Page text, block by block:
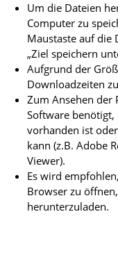
Um die Dateien
Computer zu
Maustaste auf die
„Ziel speichern
Aufgrund der
Downloadzeiten
Zum Ansehen der
Software
vorhanden ist
kann (z.B. Adobe
Viewer).
Es wird
Browser zu
herunterzuladen.